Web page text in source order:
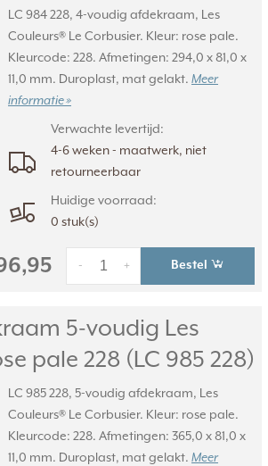
LC 984 228, 4-voudig afdekraam, Les
Couleurs® Le Corbusier. Kleur: rose pale.
Kleurcode: 228. Afmetingen: 294,0 x 81,0 x
11,0 mm. Duroplast, mat gelakt. Meer
informatie »
Verwachte levertijd:
4-6 weken - maatwerk, niet
retourneerbaar
Huidige voorraad:
0 stuk(s)
+
- Bestel
5-voudig Les
pale 228 (LC 985 228)
LC 985 228, 5-voudig afdekraam, Les
Couleurs® Le Corbusier. Kleur: rose pale.
Kleurcode: 228. Afmetingen: 365,0 x 81,0 x
11,0 mm. Duroplast, mat gelakt. Meer